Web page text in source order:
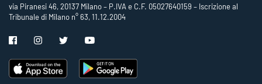
via Piranesi 46, 20137 Milano – P.IVA e C.F. 05027640159 – Iscrizione al
Tribunale di Milano n° 63, 11.12.2004